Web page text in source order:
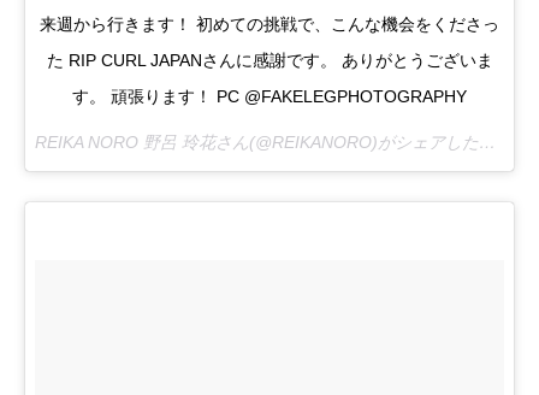
来週から行きます！ 初めての挑戦で、こんな機会をくださっ
た RIP CURL JAPANさんに感謝です。 ありがとうございま
す。 頑張ります！ PC @FAKELEGPHOTOGRAPHY
REIKA NORO 野呂 玲花さん(@REIKANORO)がシェアした投稿 –